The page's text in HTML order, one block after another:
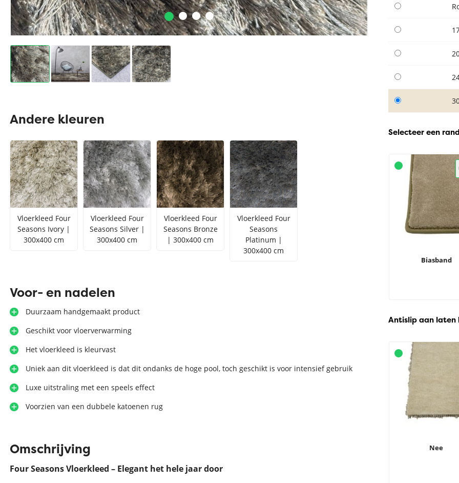
Selecteer een
Biasband
Antislip aan laten
Nee
Andere kleuren
Vloerkleed Four
Seasons Ivory |
300x400 cm
Vloerkleed Four
Seasons Silver |
300x400 cm
Vloerkleed Four
Seasons Bronze
| 300x400 cm
Vloerkleed Four
Seasons
Platinum |
300x400 cm
Voor- en nadelen
Duurzaam handgemaakt product
Geschikt voor vloerverwarming
Het vloerkleed is kleurvast
Uniek aan dit vloerkleed is dat dit ondanks de hoge pool, toch geschikt is voor intensief gebruik
Luxe uitstraling met een speels effect
Voorzien van een dubbele katoenen rug
Omschrijving
Four Seasons Vloerkleed – Elegant het hele jaar door